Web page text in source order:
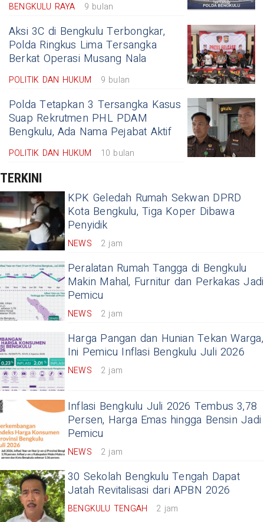
BENGKULU RAYA 9 bulan
Aksi 3C di Bengkulu Terbongkar,
Polda Ringkus Lima Tersangka
Berkat Operasi Musang Nala
POLITIK DAN HUKUM 9 bulan
Polda Tetapkan 3 Tersangka Kasus
Suap Rekrutmen PHL PDAM
Bengkulu, Ada Nama Pejabat Aktif
POLITIK DAN HUKUM 10 bulan
TERKINI
KPK Geledah Rumah Sekwan DPRD
Kota Bengkulu, Tiga Koper Dibawa
Penyidik
NEWS 2 jam
Peralatan Rumah Tangga di Bengkulu
Makin Mahal, Furnitur dan Perkakas Jadi
Pemicu
NEWS 2 jam
Harga Pangan dan Hunian Tekan Warga,
Ini Pemicu Inflasi Bengkulu Juli 2026
NEWS 2 jam
Inflasi Bengkulu Juli 2026 Tembus 3,78
Persen, Harga Emas hingga Bensin Jadi
Pemicu
NEWS 2 jam
30 Sekolah Bengkulu Tengah Dapat
Jatah Revitalisasi dari APBN 2026
BENGKULU TENGAH 2 jam